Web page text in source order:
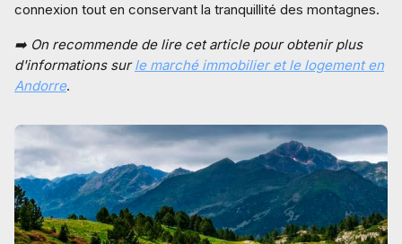
connexion tout en conservant la tranquillité des montagnes.
➡️ On recommende de lire cet article pour obtenir plus
d'informations surle marché immobilier et le logement en
Andorre.